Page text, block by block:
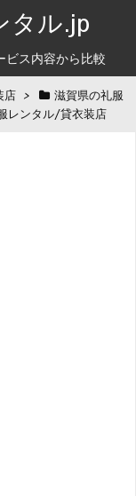
タル.jp
ス内容から比較
店 >
滋賀県の礼服
レンタル/貸衣装店